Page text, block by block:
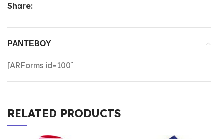
Share:
ΡΑΝΤΕΒΟΎ
[ARForms id=100]
RELATED PRODUCTS